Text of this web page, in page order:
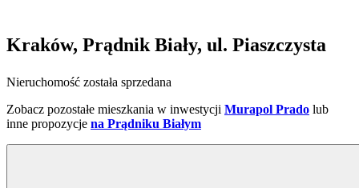
Kraków, Prądnik Biały, ul. Piaszczysta
Nieruchomość została sprzedana
Zobacz pozostałe mieszkania w inwestycji Murapol Prado lub
inne propozycje na Prądniku Białym